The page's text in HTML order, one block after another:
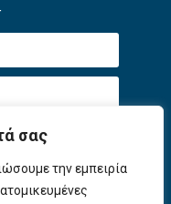
σας
την εμπειρία
και τους